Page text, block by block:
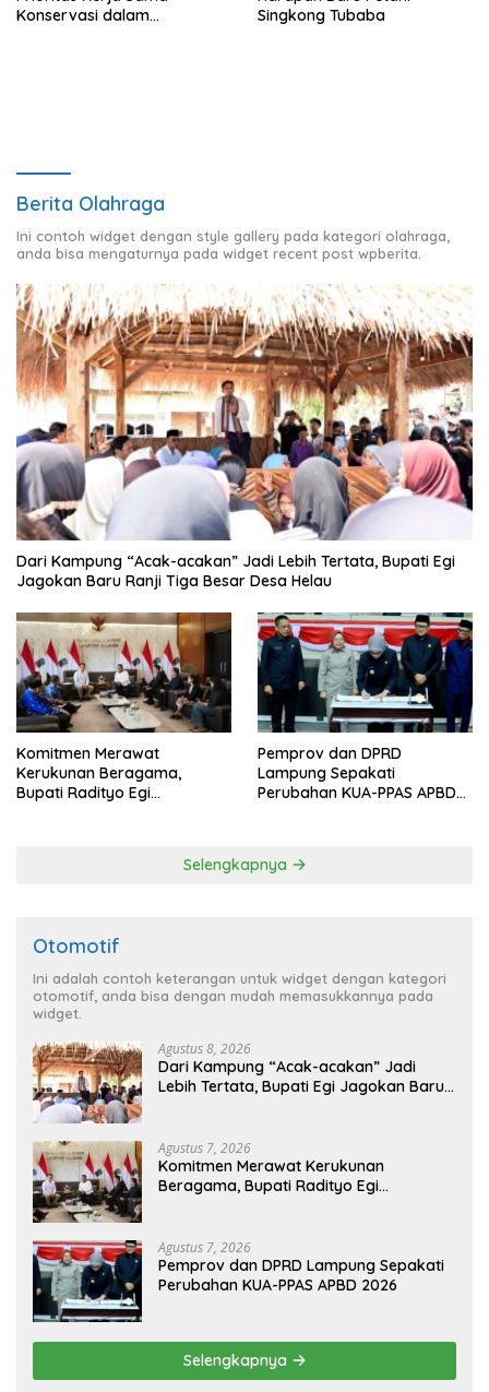
Konservasi dalam
Singkong Tubaba
Berita Olahraga
Ini contoh widget dengan style gallery pada kategori olahraga,
anda bisa mengaturnya pada widget recent post wpberita.
Dari Kampung “Acak-acakan” Jadi Lebih Tertata, Bupati Egi
Jagokan Baru Ranji Tiga Besar Desa Helau
Komitmen Merawat
Kerukunan Beragama,
Bupati Radityo Egi
Pemprov dan DPRD
Lampung Sepakati
Perubahan KUA-PPAS APBD
Selengkapnya
Otomotif
Ini adalah contoh keterangan untuk widget dengan kategori
otomotif, anda bisa dengan mudah memasukkannya pada
widget.
Agustus 8, 2026
Dari Kampung “Acak-acakan” Jadi
Lebih Tertata, Bupati Egi Jagokan Baru
Agustus 7, 2026
Komitmen Merawat Kerukunan
Beragama, Bupati Radityo Egi
Agustus 7, 2026
Pemprov dan DPRD Lampung Sepakati
Perubahan KUA-PPAS APBD 2026
Selengkapnya